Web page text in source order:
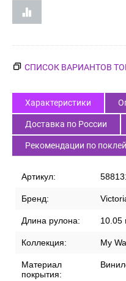
СПИСОК ВАРИАНТОВ
Характеристики
Доставка по России
Рекомендации по
Артикул:
Бренд:
Длина рулона: 10.05
Коллекция: My
Материал
покрытия: